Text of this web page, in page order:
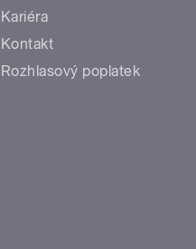
Kariéra
Kontakt
Rozhlasový poplatek